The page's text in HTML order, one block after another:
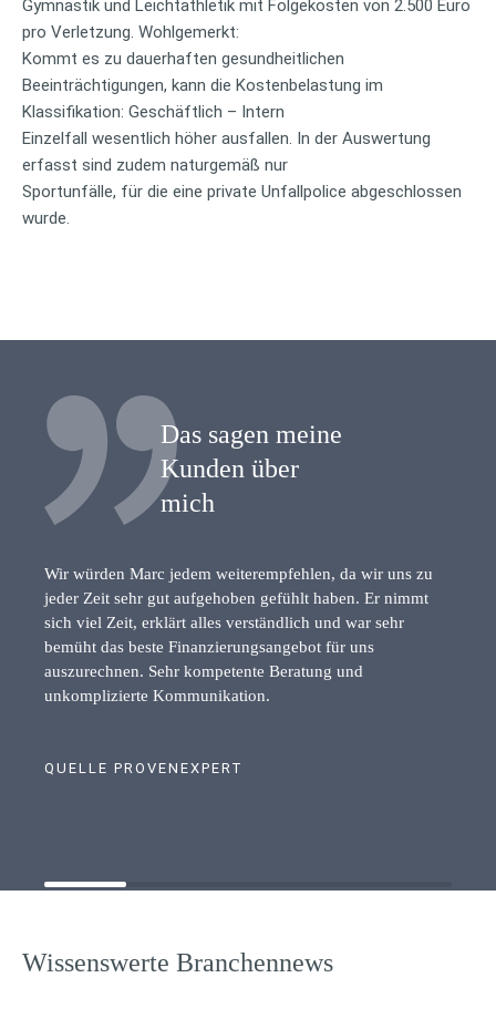
Gymnastik und Leichtathletik mit Folgekosten von 2.500 Euro
pro Verletzung. Wohlgemerkt:
Kommt es zu dauerhaften gesundheitlichen
Beeinträchtigungen, kann die Kostenbelastung im
Klassifikation: Geschäftlich – Intern
Einzelfall wesentlich höher ausfallen. In der Auswertung
erfasst sind zudem naturgemäß nur
Sportunfälle, für die eine private Unfallpolice abgeschlossen
wurde.
Das sagen meine
Kunden über
mich
Wir würden Marc jedem weiterempfehlen, da wir uns zu
jeder Zeit sehr gut aufgehoben gefühlt haben. Er nimmt
sich viel Zeit, erklärt alles verständlich und war sehr
bemüht das beste Finanzierungsangebot für uns
auszurechnen. Sehr kompetente Beratung und
unkomplizierte Kommunikation.
QUELLE PROVENEXPERT
Wissenswerte Branchennews